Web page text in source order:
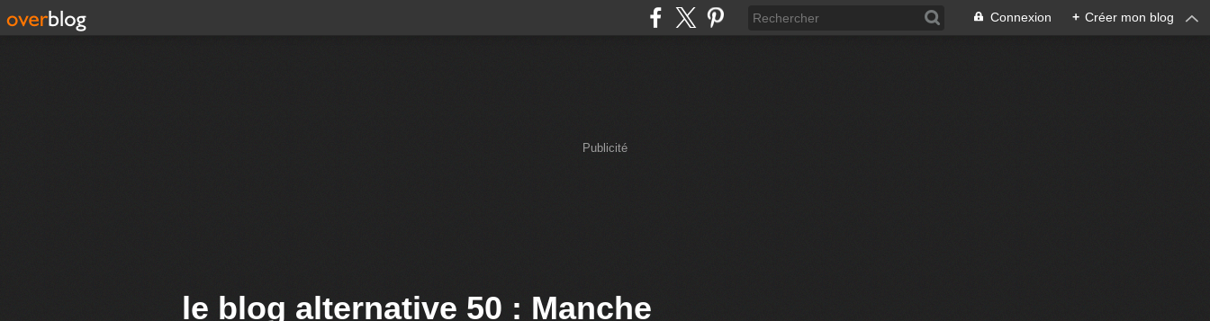
Connexion + Créer mon blog
Publicité
le blog alternative 50 : Manche